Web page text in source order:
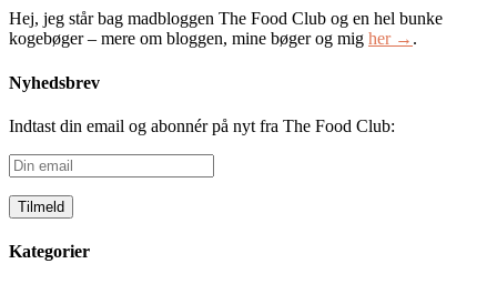
Hej, jeg står bag madbloggen The Food Club og en hel bunke
kogebøger – mere om bloggen, mine bøger og mig her → .
Nyhedsbrev
Indtast din email og abonnér på nyt fra The Food Club:
Din
email
Kategorier